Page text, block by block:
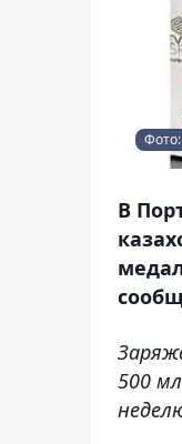
В
500